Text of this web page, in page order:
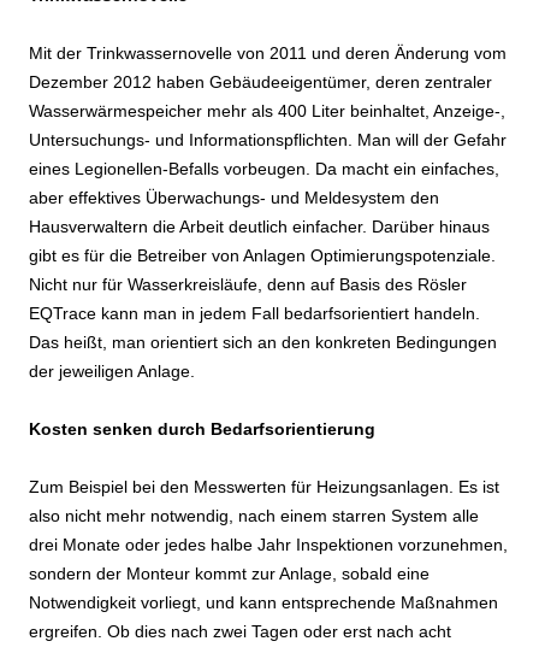
Mit der Trinkwassernovelle von 2011 und deren Änderung vom
Dezember 2012 haben Gebäudeeigentümer, deren zentraler
Wasserwärmespeicher mehr als 400 Liter beinhaltet, Anzeige-,
Untersuchungs- und Informationspflichten. Man will der Gefahr
eines Legionellen-Befalls vorbeugen. Da macht ein einfaches,
aber effektives Überwachungs- und Meldesystem den
Hausverwaltern die Arbeit deutlich einfacher. Darüber hinaus
gibt es für die Betreiber von Anlagen Optimierungspotenziale.
Nicht nur für Wasserkreisläufe, denn auf Basis des Rösler
EQTrace kann man in jedem Fall bedarfsorientiert handeln.
Das heißt, man orientiert sich an den konkreten Bedingungen
der jeweiligen Anlage.
Kosten senken durch Bedarfsorientierung
Zum Beispiel bei den Messwerten für Heizungsanlagen. Es ist
also nicht mehr notwendig, nach einem starren System alle
drei Monate oder jedes halbe Jahr Inspektionen vorzunehmen,
sondern der Monteur kommt zur Anlage, sobald eine
Notwendigkeit vorliegt, und kann entsprechende Maßnahmen
ergreifen. Ob dies nach zwei Tagen oder erst nach acht